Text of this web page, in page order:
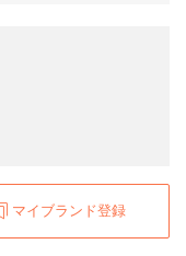
マイブランド登録